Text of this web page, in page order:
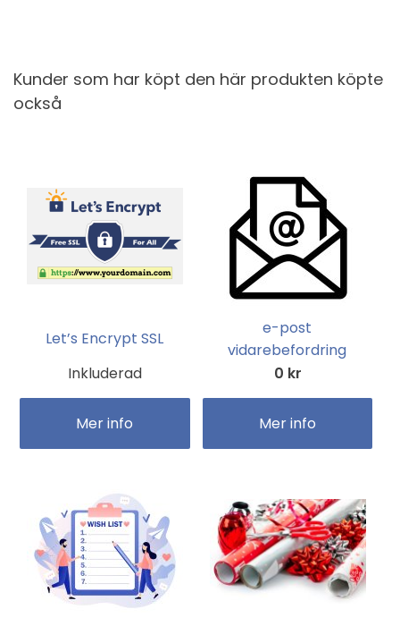
Kunder som har köpt den här produkten köpte
också
Let’s Encrypt SSL
Inkluderad
Mer info
e-post
vidarebefordring
0 kr
Mer info